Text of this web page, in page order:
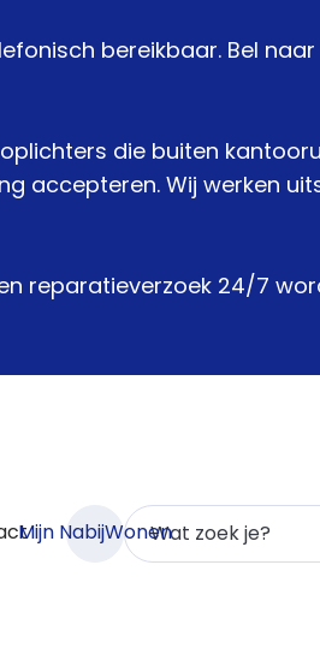
bereikbaar. Bel
die buiten
accepteren. Wij werken
reparatieverzoek 24/7
Mijn NabijWonen